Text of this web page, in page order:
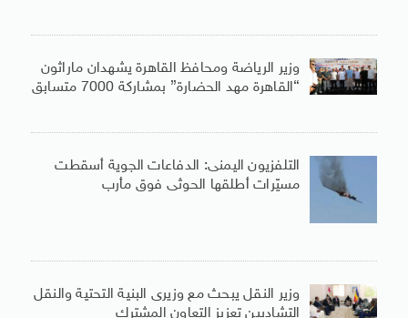
وزير الرياضة ومحافظ القاهرة يشهدان ماراثون
“القاهرة مهد الحضارة” بمشاركة 7000 متسابق
التلفزيون اليمنى: الدفاعات الجوية أسقطت
مسيّرات أطلقها الحوثى فوق مأرب
وزير النقل يبحث مع وزيرى البنية التحتية والنقل
التشاديين تعزيز التعاون المشترك